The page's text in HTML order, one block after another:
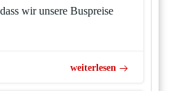
wir unsere Buspreise
weiterlesen